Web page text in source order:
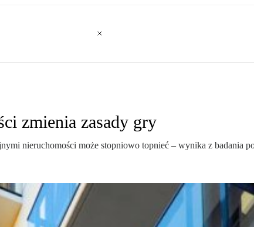
zmienia zasady gry
nieruchomości może stopniowo topnieć – wynika z badania